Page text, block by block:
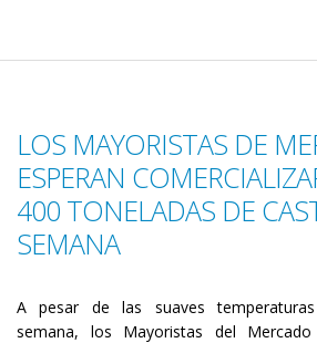
LOS MAYORISTAS DE
ESPERAN
400 TONELADAS DE
SEMANA
A pesar de las suaves
semana, los Mayoristas del